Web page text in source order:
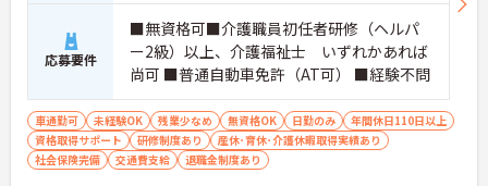
応募要件
■無資格可■介護職員初任者研修（ヘルパ
ー2級）以上、介護福祉士 いずれかあれば
尚可 ■普通自動車免許（AT可） ■経験不問
車通勤可 未経験OK 残業少なめ 無資格OK 日勤のみ
年間休日110日以上
資格取得サポート
研修制度あり
産休･育休･介護休暇取得実績あり
社会保険完備
交通費支給 退職金制度あり